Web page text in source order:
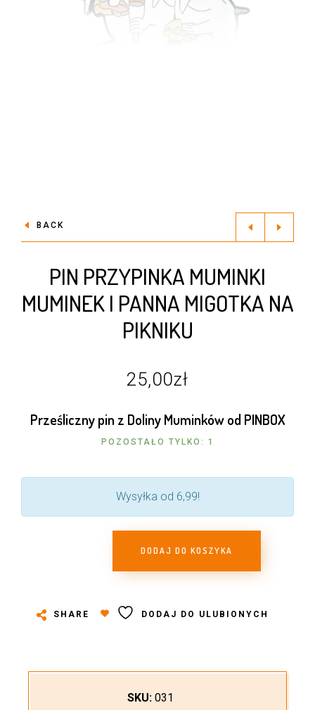
BACK
PIN PRZYPINKA MUMINKI
MUMINEK I PANNA MIGOTKA NA
PIKNIKU
25,00zł
Prześliczny pin z Doliny Muminków od PINBOX
POZOSTAŁO TYLKO: 1
Wysyłka od 6,99!
DODAJ DO KOSZYKA
SHARE DODAJ DO ULUBIONYCH
SKU: 031